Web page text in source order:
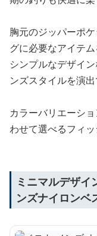
胸元のジッパーポ
グに必要なアイテム
シンプルなデザイ
ンズスタイルを演出
カラーバリエーシ
わせて選べるフィッ
ミニマルデザイ
ンズナイロンベ